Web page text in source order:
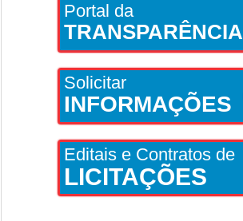
Portal da
TRANSPARÊNCIA
Solicitar
INFORMAÇÕES
Editais e Contratos de
LICITAÇÕES